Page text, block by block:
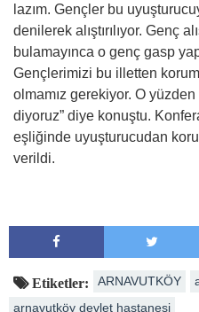
lazım. Gençler bu
denilerek alıştırılıyor. Genç
bulamayınca o genç gasp
Gençlerimizi bu illetten
olmamız gerekiyor. O
diyoruz” diye konuştu.
eşliğinde uyuşturucudan
verildi.
Etiketler: ARNAVUTKÖY
arnavutköy devlet hastanesi